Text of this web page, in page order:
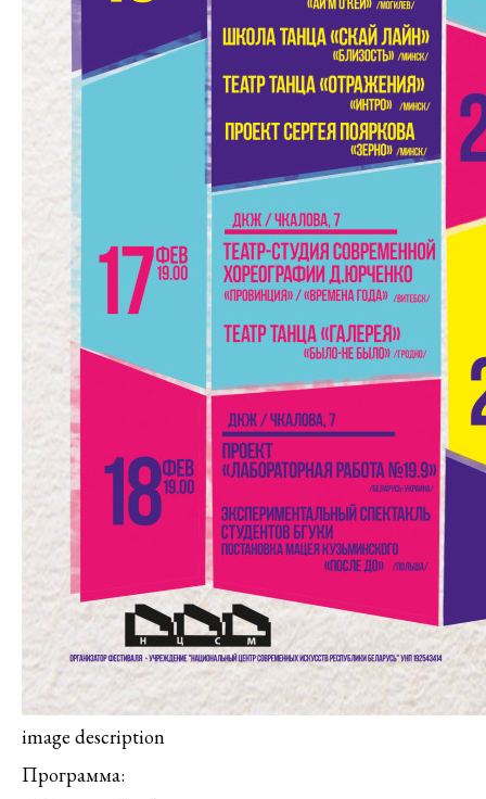
image description
Программа: